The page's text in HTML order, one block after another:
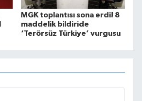
MGK toplantısı sona erdi! 8
maddelik bildiride
‘Terörsüz Türkiye’ vurgusu